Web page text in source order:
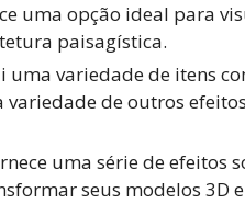
uma opção ideal para
paisagística.
uma variedade de itens
variedade de outros
uma série de efeitos
seus modelos 3D